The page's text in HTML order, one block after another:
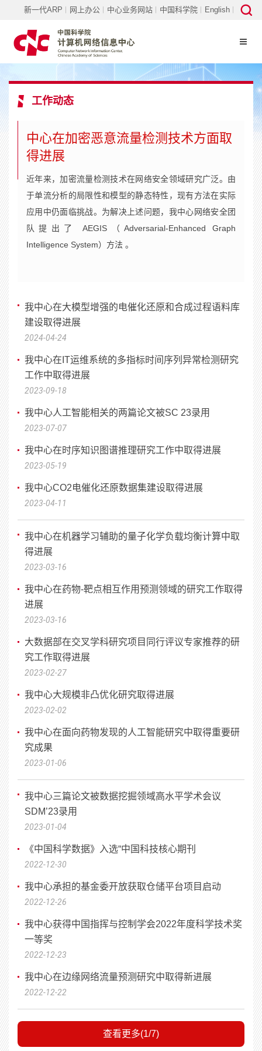
新一代ARP 网上办公 中心业务网站 中国科学院 English
工作动态
中心在加密恶意流量检测技术方面取
得进展
近年来，加密流量检测技术在网络安全领域研究广泛。由
于单流分析的局限性和模型的静态特性，现有方法在实际
应用中仍面临挑战。为解决上述问题，我中心网络安全团
队提出了 AEGIS（Adversarial-Enhanced Graph
Intelligence System）方法 。
我中心在大模型增强的电催化还原和合成过程语料库
建设取得进展
2024-04-24
我中心在IT运维系统的多指标时间序列异常检测研究
工作中取得进展
2023-09-18
我中心人工智能相关的两篇论文被SC 23录用
2023-07-07
我中心在时序知识图谱推理研究工作中取得进展
2023-05-19
我中心CO2电催化还原数据集建设取得进展
2023-04-11
我中心在机器学习辅助的量子化学负载均衡计算中取
得进展
2023-03-16
我中心在药物-靶点相互作用预测领域的研究工作取得
进展
2023-03-16
大数据部在交叉学科研究项目同行评议专家推荐的研
究工作取得进展
2023-02-27
我中心大规模非凸优化研究取得进展
2023-02-02
我中心在面向药物发现的人工智能研究中取得重要研
究成果
2023-01-06
我中心三篇论文被数据挖掘领域高水平学术会议
SDM’23录用
2023-01-04
《中国科学数据》入选“中国科技核心期刊
2022-12-30
我中心承担的基金委开放获取仓储平台项目启动
2022-12-26
我中心获得中国指挥与控制学会2022年度科学技术奖
一等奖
2022-12-23
我中心在边缘网络流量预测研究中取得新进展
2022-12-22
查看更多(1/7)